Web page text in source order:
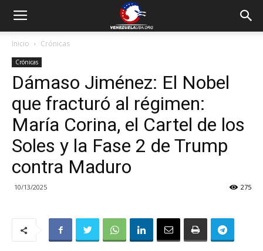
Inicio Crónicas
Crónicas
Dámaso Jiménez: El Nobel
que fracturó al régimen:
María Corina, el Cartel de los
Soles y la Fase 2 de Trump
contra Maduro
10/13/2025 275